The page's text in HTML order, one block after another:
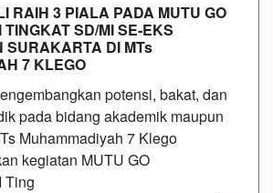
RAIH 3 PIALA PADA MUTU GO
TINGKAT SD/MI SE-EKS
SURAKARTA DI MTs
7 KLEGO
potensi, bakat, dan
pada bidang akademik maupun
Muhammadiyah 7 Klego
kegiatan MUTU GO
Ting